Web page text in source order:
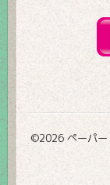
©2026 ペーパ